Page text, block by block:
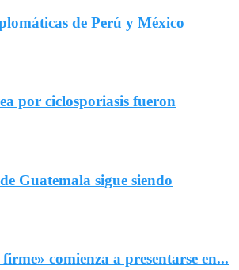
de Perú y México
por ciclosporiasis fueron
Guatemala sigue siendo
comienza a presentarse en...